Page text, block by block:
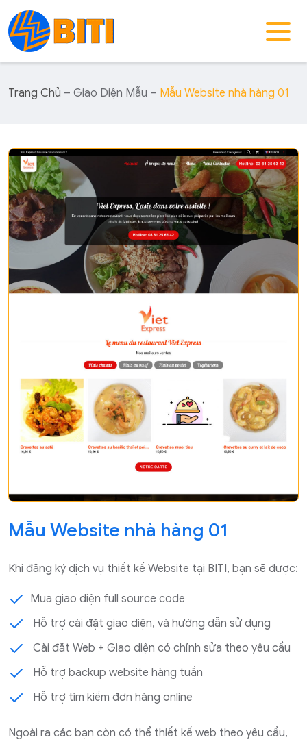
Trang Chủ – Giao Diện Mẫu – Mẫu Website nhà hàng 01
Mẫu Website nhà hàng 01
Khi đăng ký dịch vụ thiết kế Website tại BITI, bạn sẽ được:
Mua giao diện full source code
Hỗ trợ cài đặt giao diện, và hướng dẫn sử dụng
Cài đặt Web + Giao diện có chỉnh sửa theo yêu cầu
Hỗ trợ backup website hàng tuần
Hỗ trợ tìm kiếm đơn hàng online
Ngoài ra các bạn còn có thể thiết kế web theo yêu cầu,